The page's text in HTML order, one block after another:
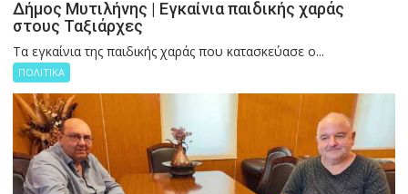
Δήμος Μυτιλήνης | Εγκαίνια παιδικής χαράς
στους Ταξιάρχες
Tα εγκαίνια της παιδικής χαράς που κατασκεύασε ο...
ΠΟΛΙΤΙΚΑ